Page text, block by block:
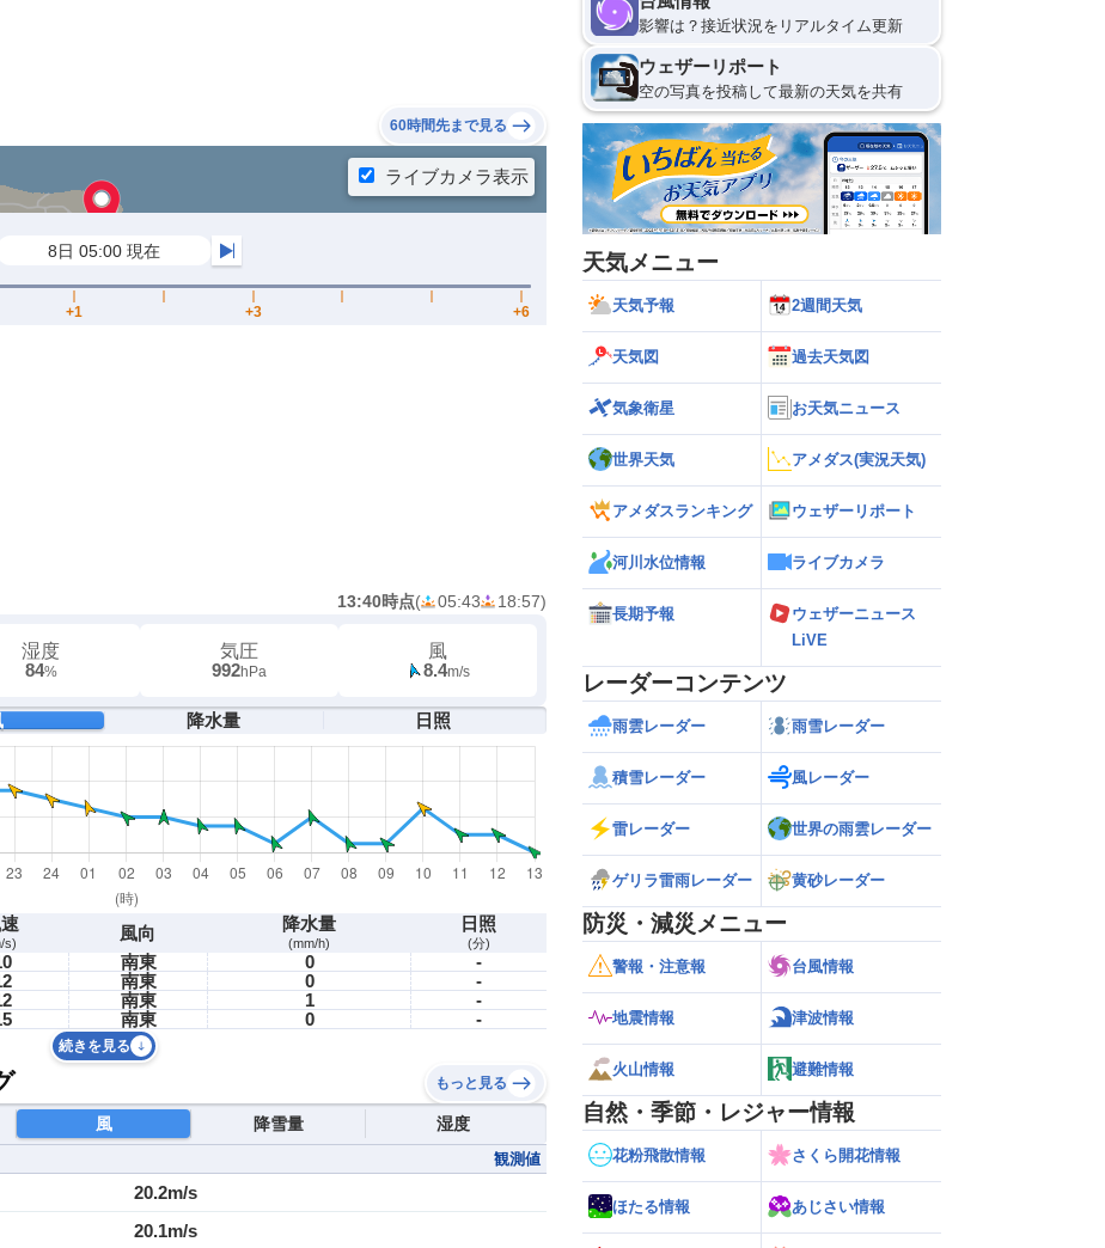
60時間先まで見る
13:40時点( 05:43 18:57)
湿度
84%
気圧
992hPa
風
8.4m/s
降水量 日照
s) 風向 降水量
(mm/h)
日照
(分)
南東 0
-
南東 0
-
南東 1
-
南東 0 -
続きを見る
もっと見る
風 降雪量 湿度
観測値
20.2m/s
20.1m/s
影響は？接近状況をリアルタイム更新
ウェザーリポート
空の写真を投稿して最新の天気を共有
天気メニュー
天気予報 2週間天気
天気図 過去天気図
気象衛星 お天気ニュース
世界天気 アメダス(実況天気)
アメダスランキング ウェザーリポート
河川水位情報 ライブカメラ
長期予報
ウェザーニュース
LiVE
レーダーコンテンツ
雨雲レーダー 雨雪レーダー
積雪レーダー 風レーダー
雷レーダー 世界の雨雲レーダー
ゲリラ雷雨レーダー 黄砂レーダー
防災・減災メニュー
警報・注意報 台風情報
地震情報 津波情報
火山情報 避難情報
自然・季節・レジャー情報
花粉飛散情報 さくら開花情報
ほたる情報 あじさい情報